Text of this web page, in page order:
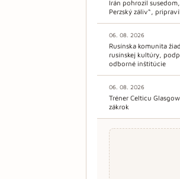
Irán pohrozil
Perzský záliv“,
06. 08. 2026
Rusínska komunita
rusínskej kultúry,
odborné inštitúcie
06. 08. 2026
Tréner Celticu
zákrok